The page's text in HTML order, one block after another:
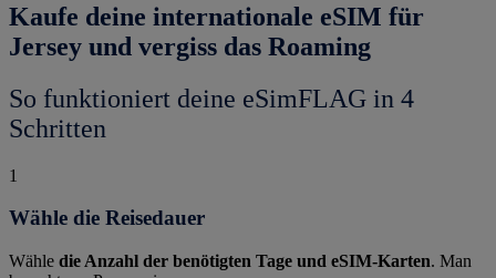
Kaufe deine internationale eSIM für
Jersey und vergiss das Roaming
So funktioniert deine eSimFLAG in 4
Schritten
1
Wähle die Reisedauer
Wähle die Anzahl der benötigten Tage und eSIM-Karten. Man